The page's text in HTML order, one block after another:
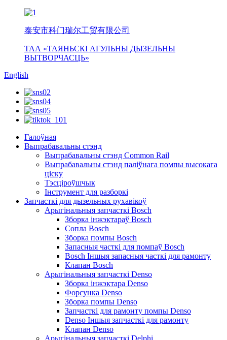
泰安市科门瑞尔工贸有限公司
ТАА «ТАЯНЬСКІ АГУЛЬНЫ ДЫЗЕЛЬНЫ
ВЫТВОРЧАСЦЬ»
English
Галоўная
Выпрабавальны стэнд
Выпрабавальны стэнд Common Rail
Выпрабавальны стэнд паліўнага помпы высокага
ціску
Тэсціроўшчык
Інструмент для разборкі
Запчасткі для дызельных рухавікоў
Арыгінальныя запчасткі Bosch
Зборка інжэктараў Bosch
Сопла Bosch
Зборка помпы Bosch
Запасныя часткі для помпаў Bosch
Bosch Іншыя запасныя часткі для рамонту
Клапан Bosch
Арыгінальныя запчасткі Denso
Зборка інжэктара Denso
Форсунка Denso
Зборка помпы Denso
Запчасткі для рамонту помпы Denso
Denso Іншыя запчасткі для рамонту
Клапан Denso
Арыгінальныя запчасткі Delphi